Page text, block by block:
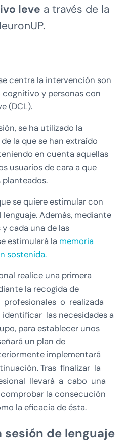
leve a través de la
centra la intervención son
y personas con
(DCL).
se ha utilizado la
la que se han extraído
en cuenta aquellas
usuarios de cara a que
se quiere estimular con
Además, mediante
cada una de las
estimulará la memoria
sostenida.
realice una primera
la recogida de
o realizada
las necesidades a
para establecer unos
un plan de
implementará
Tras finalizar la
llevará a cabo una
la consecución
la eficacia de ésta.
sesión de lenguaje